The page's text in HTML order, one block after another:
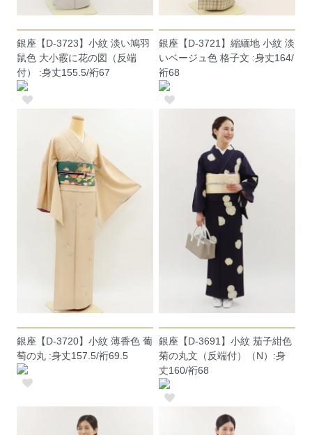
銀座【D-3723】小紋 淡い鳩羽
鼠色 大小霰に花の図（反端
付） :身丈155.5/裄67
銀座【D-3721】縮緬地 小紋 淡
いベージュ色 格子文 :身丈164/
裄68
銀座【D-3720】小紋 薄香色 葡
萄の丸 :身丈157.5/裄69.5
銀座【D-3691】小紋 茄子紺色
菊の丸文（反端付）（N）:身
丈160/裄68